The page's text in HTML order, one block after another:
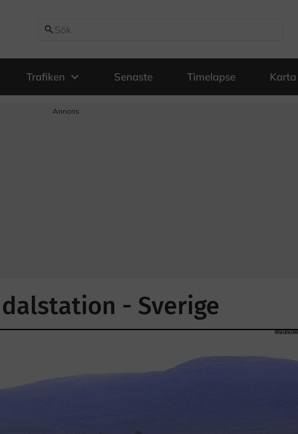
search
Trafiken expand_more Senaste Timelapse Karta
Annons
- Sverige